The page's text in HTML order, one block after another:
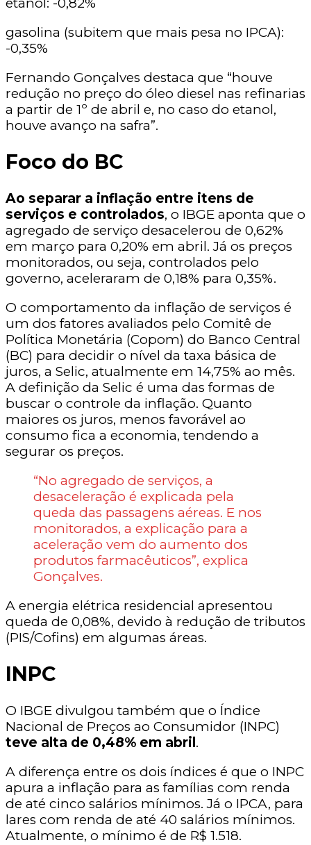
gasolina (subitem que mais pesa no IPCA):
-0,35%
Fernando Gonçalves destaca que “houve
redução no preço do óleo diesel nas refinarias
a partir de 1º de abril e, no caso do etanol,
houve avanço na safra”.
Foco do BC
Ao separar a inflação entre itens de
serviços e controlados, o IBGE aponta que o
agregado de serviço desacelerou de 0,62%
em março para 0,20% em abril. Já os preços
monitorados, ou seja, controlados pelo
governo, aceleraram de 0,18% para 0,35%.
O comportamento da inflação de serviços é
um dos fatores avaliados pelo Comitê de
Política Monetária (Copom) do Banco Central
(BC) para decidir o nível da taxa básica de
juros, a Selic, atualmente em 14,75% ao mês.
A definição da Selic é uma das formas de
buscar o controle da inflação. Quanto
maiores os juros, menos favorável ao
consumo fica a economia, tendendo a
segurar os preços.
“No agregado de serviços, a
desaceleração é explicada pela
queda das passagens aéreas. E nos
monitorados, a explicação para a
aceleração vem do aumento dos
produtos farmacêuticos”, explica
Gonçalves.
A energia elétrica residencial apresentou
queda de 0,08%, devido à redução de tributos
(PIS/Cofins) em algumas áreas.
INPC
O IBGE divulgou também que o Índice
Nacional de Preços ao Consumidor (INPC)
teve alta de 0,48% em abril .
A diferença entre os dois índices é que o INPC
apura a inflação para as famílias com renda
de até cinco salários mínimos. Já o IPCA, para
lares com renda de até 40 salários mínimos.
Atualmente, o mínimo é de R$ 1.518.